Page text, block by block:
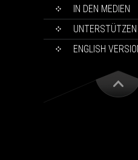
IN DEN MEDIEN
UNTERSTÜTZEN
ENGLISH